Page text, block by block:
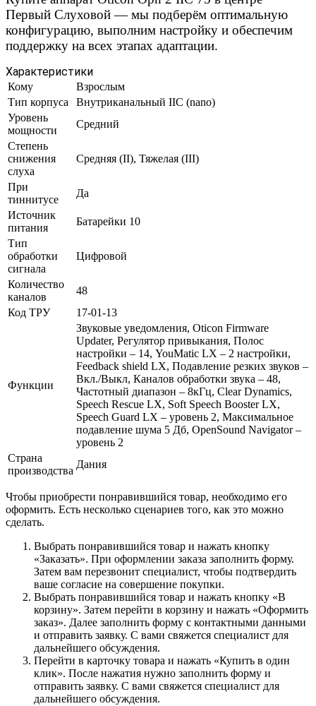
Первый Слуховой — мы подберём оптимальную
конфигурацию, выполним настройку и обеспечим
поддержку на всех этапах адаптации.
Характеристики
Кому
Взрослым
Тип корпуса
Внутриканальный IIC (nano)
Уровень
мощности
Средний
Степень
снижения
слуха
Средняя (II), Тяжелая (III)
При
тиннитусе
Да
Источник
питания
Батарейки 10
Тип
обработки
сигнала
Цифровой
Количество
каналов
48
Код ТРУ
17-01-13
Функции
Звуковые уведомления, Oticon Firmware
Updater, Регулятор привыкания, Полос
настройки – 14, YouMatic LX – 2 настройки,
Feedback shield LX, Подавление резких звуков –
Вкл./Выкл, Каналов обработки звука – 48,
Частотный диапазон – 8кГц, Clear Dynamics,
Speech Rescue LX, Soft Speech Booster LX,
Speech Guard LX – уровень 2, Максимальное
подавление шума 5 Дб, OpenSound Navigator –
уровень 2
Страна
производства
Дания
Чтобы приобрести понравившийся товар, необходимо его
оформить. Есть несколько сценариев того, как это можно
сделать.
Выбрать понравившийся товар и нажать кнопку
«Заказать». При оформлении заказа заполнить форму.
Затем вам перезвонит специалист, чтобы подтвердить
ваше согласие на совершение покупки.
Выбрать понравившийся товар и нажать кнопку «В
корзину». Затем перейти в корзину и нажать «Оформить
заказ». Далее заполнить форму с контактными данными
и отправить заявку. С вами свяжется специалист для
дальнейшего обсуждения.
Перейти в карточку товара и нажать «Купить в один
клик». После нажатия нужно заполнить форму и
отправить заявку. С вами свяжется специалист для
дальнейшего обсуждения.